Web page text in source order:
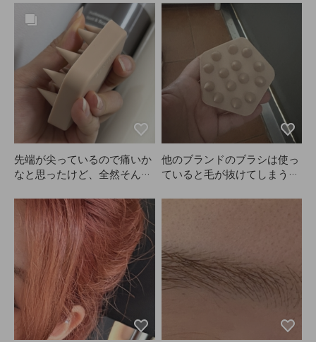
トにしているのですが、AN
AZEのこのブラシはCカール
のブローにぴったりです。私
は太めのカールが好きなので
すが、まさに理想通りのカー
ルに仕上がります！髪が絡む
ことも全くなくて、今朝使っ
たので写真に髪の毛が少し写
ってます（笑）。とても気に
入ったので、ANAZEの根元
ボリューム用のロールブラシ
も買おうか考え中です。
か？安いブラシやレビューが
多いものは色が微妙だった
り、蛍光色が多くてあまり買
いたくなかったのですが、こ
れは色も可愛くてさらにお気
に入りです（笑）。
値段も妥当だと思うし、グリ
ップ感も良いです！使ってみ
て、全部気に入ってます
（笑）。
っています！
先端が尖っているので痛いか
なと思ったけど、全然そんな
しい使い心地なのに、頭皮が
すごくスッキリします。AN
AZEのブラシを使い始めてか
らはシャンプー中に爪が割れ
ることもなくなり、もうこれ
なしでは髪を洗えません。
他のブランドのブラシは使っ
ていると毛が抜けてしまうこ